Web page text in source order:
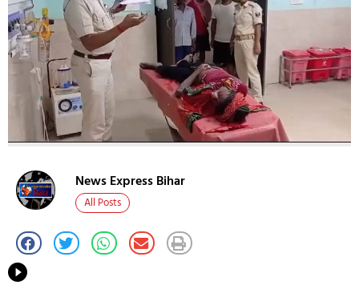
News Express Bihar
All Posts